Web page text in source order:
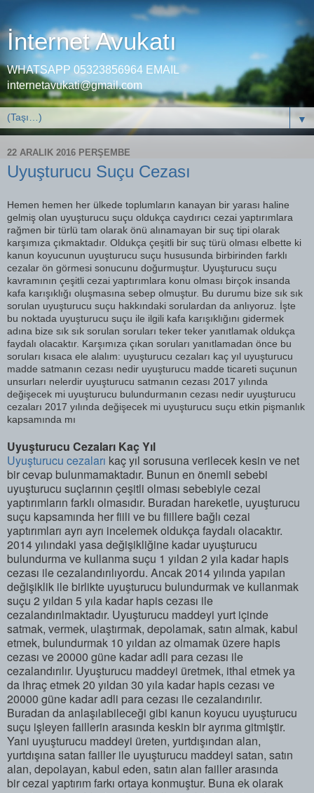
İnternet Avukatı
WHATSAPP 05323856964 EMAIL
internetavukati@gmail.com
▼
22 ARALIK 2016 PERŞEMBE
Uyuşturucu Suçu Cezası
Hemen hemen her ülkede toplumların kanayan bir yarası haline
gelmiş olan uyuşturucu suçu oldukça caydırıcı cezai yaptırımlara
rağmen bir türlü tam olarak önü alınamayan bir suç tipi olarak
karşımıza çıkmaktadır. Oldukça çeşitli bir suç türü olması elbette ki
kanun koyucunun uyuşturucu suçu hususunda birbirinden farklı
cezalar ön görmesi sonucunu doğurmuştur. Uyuşturucu suçu
kavramının çeşitli cezai yaptırımlara konu olması birçok insanda
kafa karışıklığı oluşmasına sebep olmuştur. Bu durumu bize sık sık
sorulan uyuşturucu suçu hakkındaki sorulardan da anlıyoruz. İşte
bu noktada uyuşturucu suçu ile ilgili kafa karışıklığını gidermek
adına bize sık sık sorulan soruları teker teker yanıtlamak oldukça
faydalı olacaktır. Karşımıza çıkan soruları yanıtlamadan önce bu
soruları kısaca ele alalım: uyuşturucu cezaları kaç yıl uyuşturucu
madde satmanın cezası nedir uyuşturucu madde ticareti suçunun
unsurları nelerdir uyuşturucu satmanın cezası 2017 yılında
değişecek mi uyuşturucu bulundurmanın cezası nedir uyuşturucu
cezaları 2017 yılında değişecek mi uyuşturucu suçu etkin pişmanlık
kapsamında mı
Uyuşturucu Cezaları Kaç Yıl
Uyuşturucu cezaları kaç yıl sorusuna verilecek kesin ve net
bir cevap bulunmamaktadır. Bunun en önemli sebebi
uyuşturucu suçlarının çeşitli olması sebebiyle cezai
yaptırımların farklı olmasıdır. Buradan hareketle, uyuşturucu
suçu kapsamında her fiili ve bu fiillere bağlı cezai
yaptırımları ayrı ayrı incelemek oldukça faydalı olacaktır.
2014 yılındaki yasa değişikliğine kadar uyuşturucu
bulundurma ve kullanma suçu 1 yıldan 2 yıla kadar hapis
cezası ile cezalandırılıyordu. Ancak 2014 yılında yapılan
değişiklik ile birlikte uyuşturucu bulundurmak ve kullanmak
suçu 2 yıldan 5 yıla kadar hapis cezası ile
cezalandırılmaktadır. Uyuşturucu maddeyi yurt içinde
satmak, vermek, ulaştırmak, depolamak, satın almak, kabul
etmek, bulundurmak 10 yıldan az olmamak üzere hapis
cezası ve 20000 güne kadar adli para cezası ile
cezalandırılır. Uyuşturucu maddeyi üretmek, ithal etmek ya
da ihraç etmek 20 yıldan 30 yıla kadar hapis cezası ve
20000 güne kadar adli para cezası ile cezalandırılır.
Buradan da anlaşılabileceği gibi kanun koyucu uyuşturucu
suçu işleyen faillerin arasında keskin bir ayrıma gitmiştir.
Yani uyuşturucu maddeyi üreten, yurtdışından alan,
yurtdışına satan failler ile uyuşturucu maddeyi satan, satın
alan, depolayan, kabul eden, satın alan failler arasında
bir cezai yaptırım farkı ortaya konmuştur. Buna ek olarak